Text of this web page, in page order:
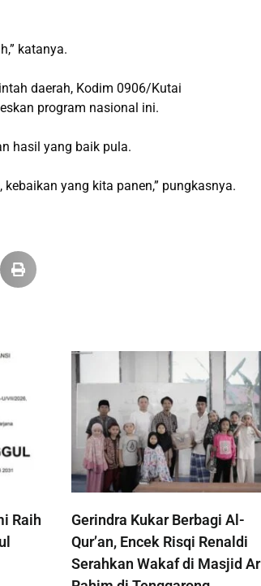
katanya.
daerah, Kodim 0906/Kutai
program nasional ini.
hasil yang baik pula.
yang kita panen,” pungkasnya.
Raih
Gerindra Kukar Berbagi Al-
Qur’an, Encek Risqi Renaldi
Serahkan Wakaf di Masjid Ar